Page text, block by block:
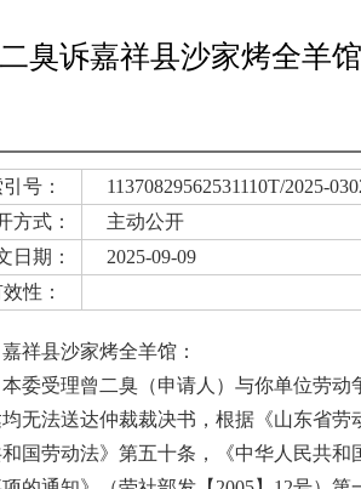
臭诉嘉祥县沙家烤全羊
号：
11370829562531110T/2025-
方式：
主动公开
日期：
2025-09-09
性：
嘉祥县沙家烤全羊馆：
本委受理曾二臭（申请人）与你单位劳动
无法送达仲裁裁决书，根据《山东省
和国劳动法》第五十条，《中华人民共